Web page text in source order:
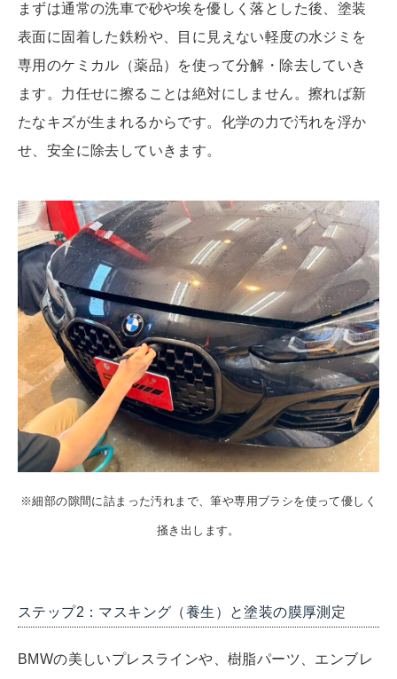
まずは通常の洗車で砂や埃を優しく落とした後、塗装
表面に固着した鉄粉や、目に見えない軽度の水ジミを
専用のケミカル（薬品）を使って分解・除去していき
ます。力任せに擦ることは絶対にしません。擦れば新
たなキズが生まれるからです。化学の力で汚れを浮か
せ、安全に除去していきます。
※細部の隙間に詰まった汚れまで、筆や専用ブラシを使って優しく
掻き出します。
ステップ2：マスキング（養生）と塗装の膜厚測定
BMWの美しいプレスラインや、樹脂パーツ、エンブレ